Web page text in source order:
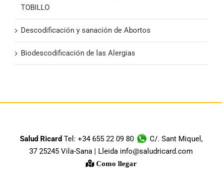
TOBILLO
Descodificación y sanación de Abortos
Biodescodificación de las Alergias
Salud Ricard Tel: +34 655 22 09 80
C/. Sant Miquel,
37 25245 Vila-Sana | Lleida info@saludricard.com
Como llegar